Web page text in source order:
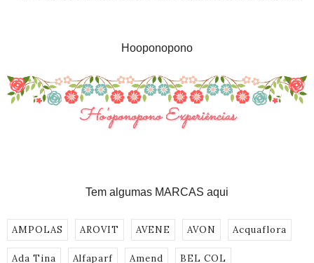
Hooponopono
Tem algumas MARCAS aqui
AMPOLAS AROVIT AVENE AVON Acquaflora
Ada Tina Alfaparf Amend BEL COL